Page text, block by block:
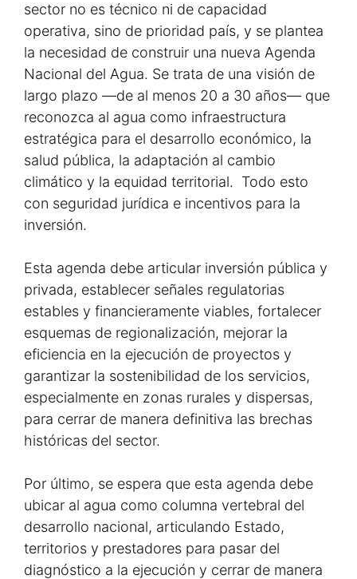
sector no es técnico ni de capacidad
operativa, sino de prioridad país, y se plantea
la necesidad de construir una nueva Agenda
Nacional del Agua. Se trata de una visión de
largo plazo —de al menos 20 a 30 años— que
reconozca al agua como infraestructura
estratégica para el desarrollo económico, la
salud pública, la adaptación al cambio
climático y la equidad territorial. Todo esto
con seguridad jurídica e incentivos para la
inversión.
Esta agenda debe articular inversión pública y
privada, establecer señales regulatorias
estables y financieramente viables, fortalecer
esquemas de regionalización, mejorar la
eficiencia en la ejecución de proyectos y
garantizar la sostenibilidad de los servicios,
especialmente en zonas rurales y dispersas,
para cerrar de manera definitiva las brechas
históricas del sector.
Por último, se espera que esta agenda debe
ubicar al agua como columna vertebral del
desarrollo nacional, articulando Estado,
territorios y prestadores para pasar del
diagnóstico a la ejecución y cerrar de manera